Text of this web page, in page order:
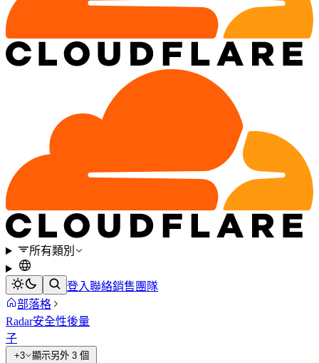
所有類別
登入聯絡銷售團隊
部落格
Radar安全性後量
子
+3
顯示另外 3 個